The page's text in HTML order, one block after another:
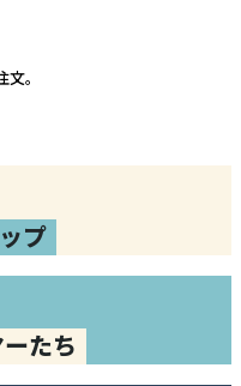
。
プ
たち